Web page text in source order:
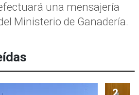
una mensajería
Ministerio de Ganadería.